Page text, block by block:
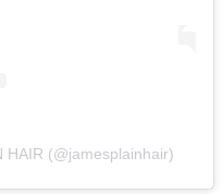
HAIR (@jamesplainhair)